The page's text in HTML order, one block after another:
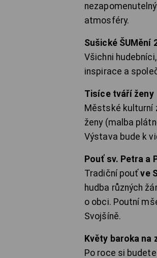
atmosféry.
Sušické ŠUMění
Všichni
inspirace a
Tisíce tváří ženy
Městské kulturní
ženy (malba
Výstava bude k
Pouť sv. Petra a
Tradiční pouťve
hudba různých
o obci. Poutní
Svojšíně.
Květy baroka na
Po roce si